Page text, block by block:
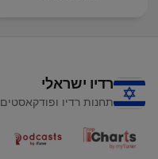
רדיו ישראלי
תחנות רדיו ופודקאסטים